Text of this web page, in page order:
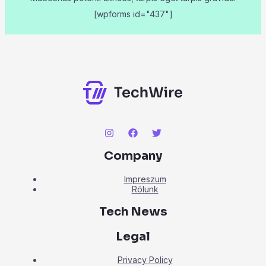
[wpforms id="437"]
Company
Impreszum
Rólunk
Tech News
Legal
Privacy Policy